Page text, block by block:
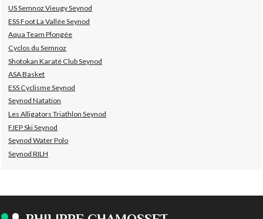
US Semnoz Vieugy Seynod
ESS Foot La Vallée Seynod
Aqua Team Plongée
Cyclos du Semnoz
Shotokan Karaté Club Seynod
ASA Basket
ESS Cyclisme Seynod
Seynod Natation
Les Alligators Triathlon Seynod
FJEP Ski Seynod
Seynod Water Polo
Seynod RILH